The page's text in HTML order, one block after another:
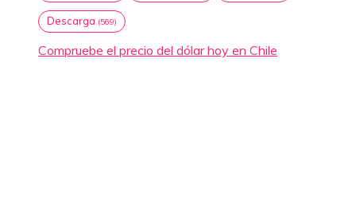
Descarga (569)
Compruebe el precio del dólar hoy en Chile